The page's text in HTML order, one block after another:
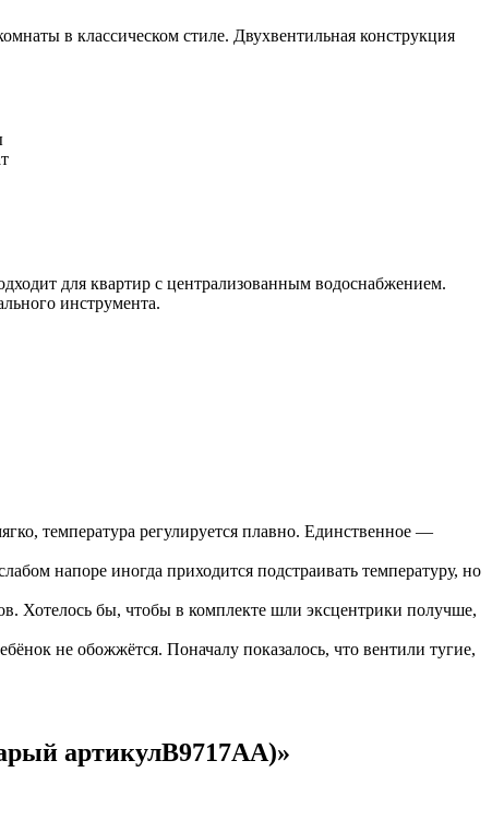
в классическом стиле. Двухвентильная конструкция
для квартир с централизованным водоснабжением.
инструмента.
температура регулируется плавно. Единственное —
напоре иногда приходится подстраивать температуру, но
Хотелось бы, чтобы в комплекте шли эксцентрики получше,
не обожжётся. Поначалу показалось, что вентили тугие,
артикулB9717AA)»